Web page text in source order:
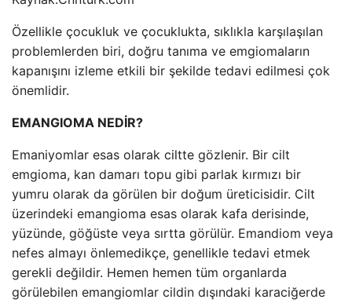
Özellikle çocukluk ve çocuklukta, sıklıkla karşılaşılan
problemlerden biri, doğru tanıma ve emgiomaların
kapanışını izleme etkili bir şekilde tedavi edilmesi çok
önemlidir.
EMANGIOMA NEDİR?
Emaniyomlar esas olarak ciltte gözlenir. Bir cilt
emgioma, kan damarı topu gibi parlak kırmızı bir
yumru olarak da görülen bir doğum üreticisidir. Cilt
üzerindeki emangioma esas olarak kafa derisinde,
yüzünde, göğüste veya sırtta görülür. Emandiom veya
nefes almayı önlemedikçe, genellikle tedavi etmek
gerekli değildir. Hemen hemen tüm organlarda
görülebilen emangiomlar cildin dışındaki karaciğerde